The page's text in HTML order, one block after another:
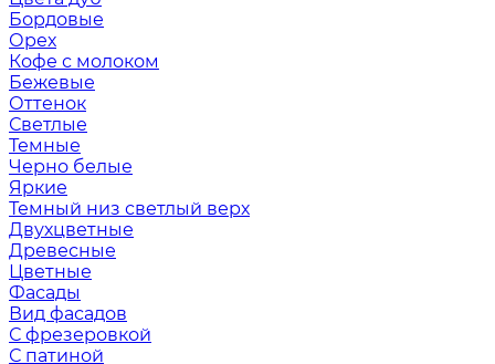
Бордовые
Орех
Кофе с молоком
Бежевые
Оттенок
Светлые
Темные
Черно белые
Яркие
Темный низ светлый верх
Двухцветные
Древесные
Цветные
Фасады
Вид фасадов
С фрезеровкой
С патиной